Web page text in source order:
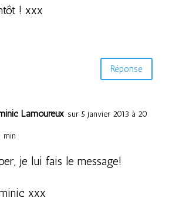
! xxx
Réponse
Lamoureux sur 5 janvier 2013 à 20
min
je lui fais le message!
xxx